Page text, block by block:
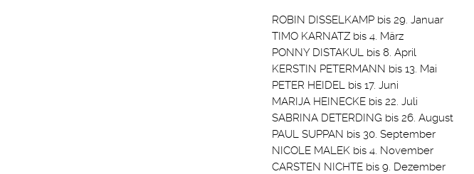
ROBIN DISSELKAMP bis 29. Januar
TIMO KARNATZ bis 4. März
PONNY DISTAKUL bis 8. April
KERSTIN PETERMANN bis 13. Mai
PETER HEIDEL bis 17. Juni
MARIJA HEINECKE bis 22. Juli
SABRINA DETERDING bis 26. August
PAUL SUPPAN bis 30. September
NICOLE MALEK bis 4. November
CARSTEN NICHTE bis 9. Dezember